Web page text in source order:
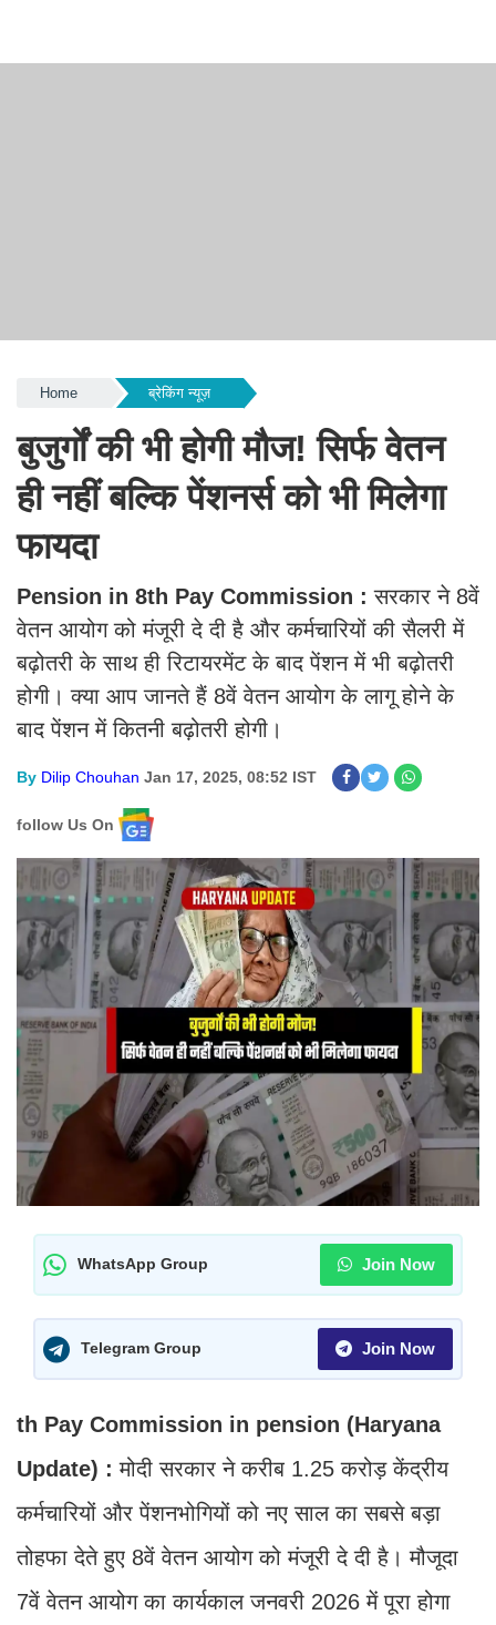
Home ब्रेकिंग न्यूज़
बुजुर्गों की भी होगी मौज! सिर्फ वेतन
ही नहीं बल्कि पेंशनर्स को भी मिलेगा
फायदा
Pension in 8th Pay Commission :सरकार ने 8वें
वेतन आयोग को मंजूरी दे दी है और कर्मचारियों की सैलरी में
बढ़ोतरी के साथ ही रिटायरमेंट के बाद पेंशन में भी बढ़ोतरी
होगी। क्या आप जानते हैं 8वें वेतन आयोग के लागू होने के
बाद पेंशन में कितनी बढ़ोतरी होगी।
By Dilip Chouhan Jan 17, 2025, 08:52 IST
follow Us On
WhatsApp Group Join Now
Telegram Group Join Now
th Pay Commission in pension (Haryana
Update) :मोदी सरकार ने करीब 1.25 करोड़ केंद्रीय
कर्मचारियों और पेंशनभोगियों को नए साल का सबसे बड़ा
तोहफा देते हुए 8वें वेतन आयोग को मंजूरी दे दी है। मौजूदा
7वें वेतन आयोग का कार्यकाल जनवरी 2026 में पूरा होगा